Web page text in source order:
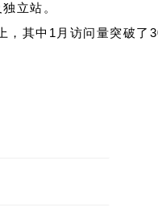
立站。
其中1月访问量突破了